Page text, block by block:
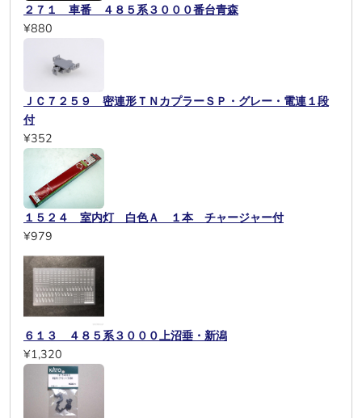
２７１ 車番 ４８５系３０００番台青森
¥880
ＪＣ７２５９ 密連形ＴＮカプラーＳＰ・グレー・電連１段
付
¥352
１５２４ 室内灯 白色Ａ １本 チャージャー付
¥979
６１３ ４８５系３０００上沼垂・新潟
¥1,320